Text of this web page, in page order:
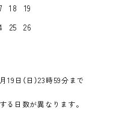
18
19
25
26
19日（日）23時59分まで
日数が異なります。